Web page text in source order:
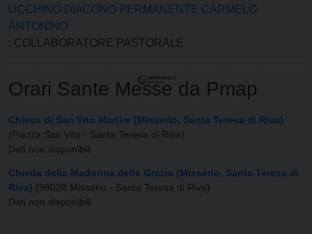
UCCHINO DIACONO PERMANENTE CARMELO
ANTONINO
: COLLABORATORE PASTORALE
Orari Sante Messe da Pmap
Chiesa di San Vito Martire (Misserio, Santa Teresa di Riva)
(Piazza San Vito - Santa Teresa di Riva)
Dati non disponibili
Chieda della Madonna delle Grazie (Misserio, Santa Teresa di
Riva) (98020 Misserio - Santa Teresa di Riva)
Dati non disponibili